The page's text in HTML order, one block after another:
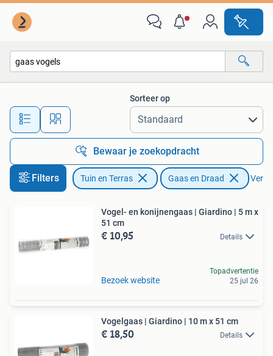
Alle afstanden…
Sorteer op
Bewaar je zoekopdracht
Filters Tuin en Terras Gaas en Draad
Vogel- en konijnengaas | Giardino | 5 m x
51 cm
€ 10,95 Details
Bezoek website
Topadvertentie
25 jul 26
Vogelgaas | Giardino | 10 m x 51 cm
€ 18,50 Details